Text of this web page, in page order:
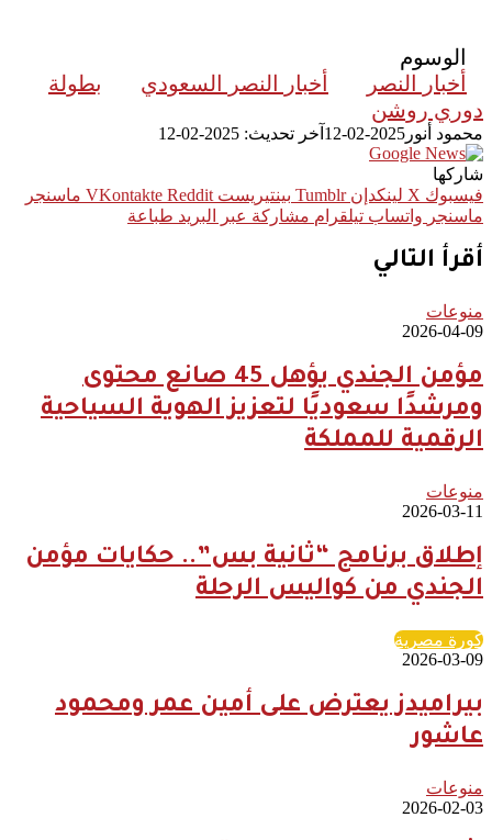
الوسوم
أخبار النصر
أخبار النصر السعودي
بطولة
دوري روشن
محمود أنور 2025-02-12 آخر تحديث: 2025-02-12
شاركها
فيسبوك ‫X لينكدإن بينتيريست
ماسنجر
ماسنجر واتساب تيلقرام مشاركة عبر البريد طباعة
أقرأ التالي
منوعات
2026-04-09
مؤمن الجندي يؤهل 45 صانع محتوى
ومرشدًا سعوديًا لتعزيز الهوية السياحية
الرقمية للمملكة
منوعات
2026-03-11
إطلاق برنامج “ثانية بس”.. حكايات مؤمن
الجندي من كواليس الرحلة
كورة مصرية
2026-03-09
بيراميدز يعترض على أمين عمر ومحمود
عاشور
منوعات
2026-02-03